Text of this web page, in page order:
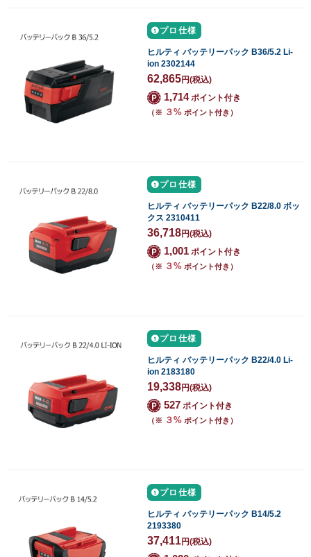
プロ仕様
ヒルティ バッテリーパック B36/5.2 Li-
ion 2302144
62,865円(税込)
1,714ポイント付き
（※ ３% ポイント付き）
プロ仕様
ヒルティ バッテリーパック B22/8.0 ボッ
クス 2310411
36,718円(税込)
1,001 ポイント付き
（※ ３% ポイント付き）
プロ仕様
ヒルティ バッテリーパック B22/4.0 Li-
ion 2183180
19,338円(税込)
527 ポイント付き
（※ ３% ポイント付き）
プロ仕様
ヒルティ バッテリーパック B14/5.2
2193380
37,411円(税込)